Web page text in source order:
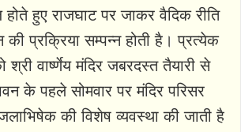
हुए राजघाट पर जाकर वैदिक रीति
प्रक्रिया सम्पन्न होती है। प्रत्येक
श्री वार्ष्णेय मंदिर जबरदस्त तैयारी से
के पहले सोमवार पर मंदिर परिसर
की विशेष व्यवस्था की जाती है